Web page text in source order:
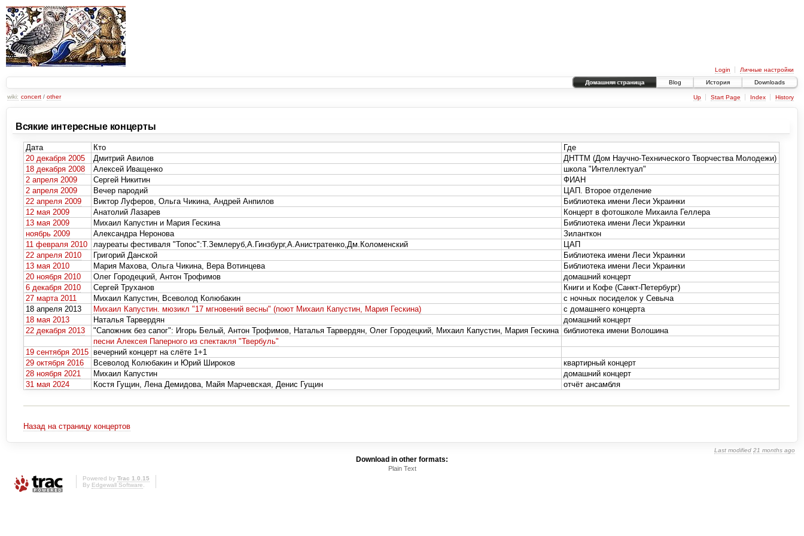
Login
Личные настройки
Домашняя страница
Blog История Downloads
wiki: concert / other Up Start Page Index History
Всякие интересные концерты
Дата Кто
Где
20 декабря 2005
Дмитрий Авилов
ДНТТМ (Дом Научно-Технического Творчества Молодежи)
18 декабря 2008
Алексей Иващенко
школа "Интеллектуал"
2 апреля 2009
Сергей Никитин
ФИАН
2 апреля 2009
Вечер пародий
ЦАП. Второе отделение
22 апреля 2009
Виктор Луферов, Ольга Чикина, Андрей Анпилов
Библиотека имени Леси Украинки
12 мая 2009
Анатолий Лазарев
Концерт в фотошколе Михаила Геллера
13 мая 2009
Михаил Капустин и Мария Гескина
Библиотека имени Леси Украинки
ноябрь 2009
Александра Неронова
Зиланткон
11 февраля 2010
лауреаты фестиваля "Топос":Т.Землеруб,А.Гинзбург,А.Анистратенко,Дм.Коломенский
ЦАП
22 апреля 2010
Григорий Данской
Библиотека имени Леси Украинки
13 мая 2010
Мария Махова, Ольга Чикина, Вера Вотинцева
Библиотека имени Леси Украинки
20 ноября 2010
Олег Городецкий, Антон Трофимов
домашний концерт
6 декабря 2010
Сергей Труханов
Книги и Кофе (Санкт-Петербург)
27 марта 2011
Михаил Капустин, Всеволод Колюбакин
с ночных посиделок у Севыча
18 апреля 2013
Михаил Капустин. мюзикл "17 мгновений весны" (поют Михаил Капустин, Мария Гескина)
с домашнего концерта
18 мая 2013
Наталья Тарвердян
домашний концерт
22 декабря 2013
"Сапожник без сапог": Игорь Белый, Антон Трофимов, Наталья Тарвердян, Олег Городецкий, Михаил Капустин, Мария Гескина библиотека имени Волошина
песни Алексея Паперного из спектакля "Твербуль"
19 сентября 2015 вечерний концерт на слёте 1+1
29 октября 2016
Всеволод Колюбакин и Юрий Широков
квартирный концерт
28 ноября 2021
Михаил Капустин
домашний концерт
31 мая 2024
Костя Гущин, Лена Демидова, Майя Марчевская, Денис Гущин отчёт ансамбля
Назад на страницу концертов
Last modified 21 months ago
Download in other formats:
Plain Text
Powered by Trac 1.0.15
By Edgewall Software